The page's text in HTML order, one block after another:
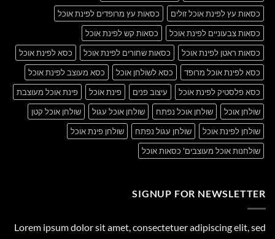
כסאות עץ לפינת אוכל זולים
כסאות עץ מרופדים לפינת אוכל
כסאות צבעוניים לפינת אוכל
כסאות קש לפינת אוכל
כסאות ראטן לפינת אוכל
כסאות שחורים לפינת אוכל
כסא לפינת אוכל
כסא לפינת אוכל מרופד
כסא לשולחן אוכל
כסא מעוצב לפינת אוכל
כסא פלסטיק לפינת אוכל
עיצוב פנים פינת אוכל
פינת אוכל מעוצבת
שולחן אוכל
שולחן אוכל נפתח שולחן אוכל עגול
שולחן אוכל קטן
שולחן לפינת אוכל
שולחן עגול נפתח
שולחן פינת אוכל
שולחנות אוכל מעוצבים' כסאות אוכל
SIGNUP FOR NEWSLETTER
Lorem ipsum dolor sit amet, consectetuer adipiscing elit, sed